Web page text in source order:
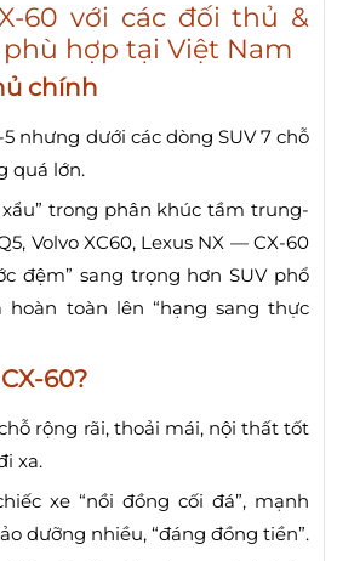
60 với các đối thủ &
hợp tại Việt Nam
chính
nhưng dưới các dòng SUV 7 chỗ
quá lớn.
trong phân khúc tầm trung-
Volvo XC60, Lexus NX — CX-60
đệm” sang trọng hơn SUV phổ
hoàn toàn lên “hạng sang thực
60?
rộng rãi, thoải mái, nội thất tốt
xa.
xe “nồi đồng cối đá”, mạnh
dưỡng nhiều, “đáng đồng tiền”.